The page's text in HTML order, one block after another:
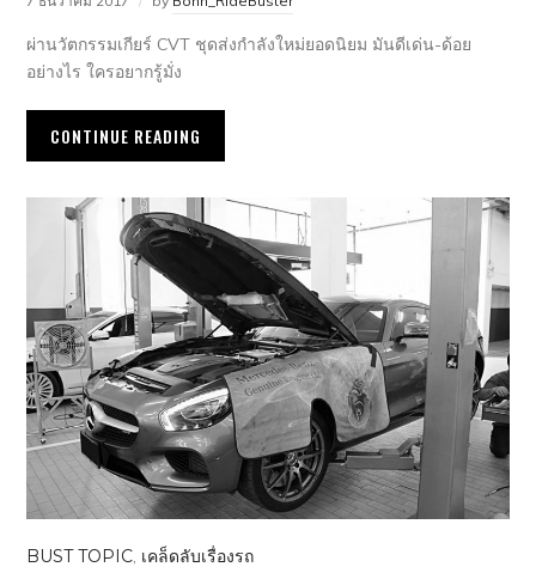
ผ่านวัตกรรมเกียร์ CVT ชุดส่งกำลังใหม่ยอดนิยม มันดีเด่น-ด้อย
อย่างไร ใครอยากรู้มั่ง
CONTINUE READING
BUST TOPIC เคล็ดลับเรื่องรถ